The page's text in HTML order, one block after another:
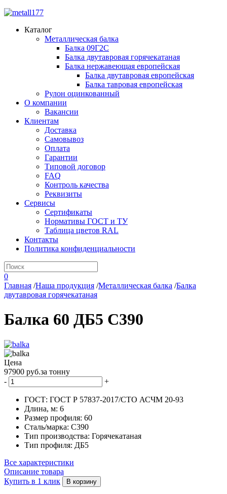
Каталог
Металлическая балка
Балка 09Г2С
Балка двутавровая горячекатаная
Балка нержавеющая европейская
Балка двутавровая европейская
Балка тавровая европейская
Рулон оцинкованный
О компании
Вакансии
Клиентам
Доставка
Самовывоз
Оплата
Гарантии
Типовой договор
FAQ
Контроль качества
Реквизиты
Сервисы
Сертификаты
Нормативы ГОСТ и ТУ
Таблица цветов RAL
Контакты
Политика конфиденциальности
0
Главная /Наша продукция /Металлическая балка /Балка
двутавровая горячекатаная
Балка 60 ДБ5 С390
Цена
97900 руб.за тонну
-
+
ГОСТ: ГОСТ Р 57837-2017/СТО АСЧМ 20-93
Длина, м: 6
Размер профиля: 60
Сталь/марка: С390
Тип производства: Горячекатаная
Тип профиля: ДБ5
Все характеристики
Описание товара
Купить в 1 клик
В корзину